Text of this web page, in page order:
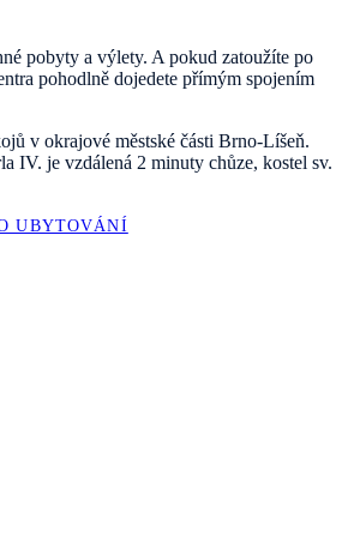
pobyty a výlety. A pokud zatoužíte po
pohodlně dojedete přímým spojením
v okrajové městské části Brno-Líšeň.
IV. je vzdálená 2 minuty chůze, kostel sv.
UBYTOVÁNÍ